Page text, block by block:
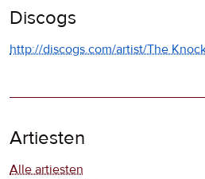
Discogs
http://discogs.com/artist/The
Artiesten
Alle artiesten